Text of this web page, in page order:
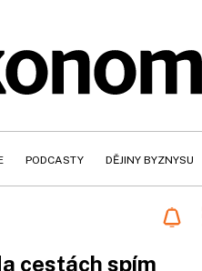
PODCASTY DĚJINY BYZNYSU
cestách spím